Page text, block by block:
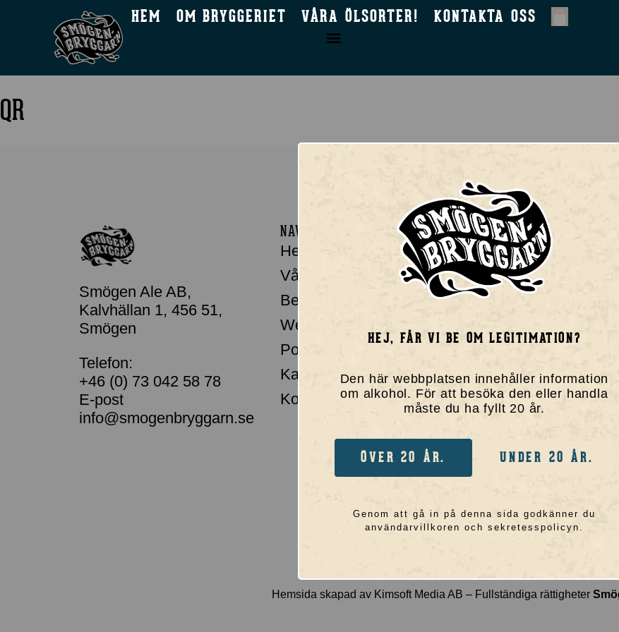
HEJ, FÅR VI BE OM LEGITIMATION?
Den här webbplatsen innehåller information
om alkohol. För att besöka den eller handla
måste du ha fyllt 20 år.
ÖVER 20 ÅR. UNDER 20 ÅR.
Genom att gå in på denna sida godkänner du
användarvillkoren och sekretesspolicyn.
HEM OM BRYGGERIET VÅRA ÖLSORTER! KONTAKTA OSS
QR
Smögen Ale AB,
Kalvhällan 1, 456 51,
Smögen
Telefon:
+46 (0) 73 042 58 78
E-post
info@smogenbryggarn.se
NAVIGERA DIG
Hem
Våra ölsorter!
Besök oss / Taproom
Webbutik
Portal
Kassa
Kontakta oss
SORTIMENT
Smögen 45
Sydväst
Ljungman
Svarta Malin
Julle
snIPA
Hemsida skapad av Kimsoft Media AB – Fullständiga rättigheter